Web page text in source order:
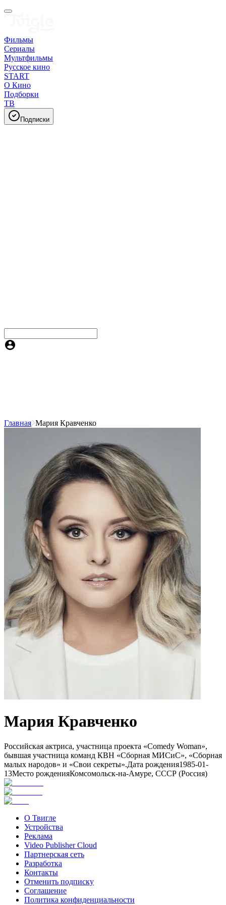
Фильмы
Сериалы
Мультфильмы
Русское кино
START
О Кино
Подборки
ТВ
Подписки
Главная Мария Кравченко
Мария Кравченко
Российская актриса, участница проекта «Comedy Woman»,
бывшая участница команд КВН «Сборная МИСиС», «Сборная
малых народов» и «Свои секреты».Дата рождения1985-01-
13Место рожденияКомсомольск-на-Амуре, СССР (Россия)
О Твигле
Устройства
Реклама
Video Publisher Cloud
Партнерская сеть
Разработка
Контакты
Отменить подписку
Соглашение
Политика конфиденциальности